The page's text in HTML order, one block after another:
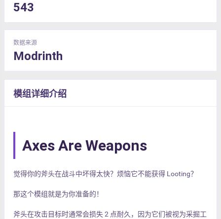
543
数据来源
Modrinth
模组详细介绍
Axes Are Weapons
觉得你的斧头在战斗中坏得太快？烦恼它不能获得 Looting？
那这个模组就是为你准备的！
斧头在攻击目标时通常会损失 2 点耐久，因为它们被视为采掘工